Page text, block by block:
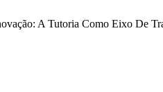
A Tutoria Como Eixo De